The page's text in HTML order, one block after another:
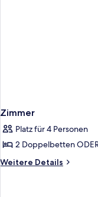
Zimmer
Platz für 4 Personen
2 Doppelbetten
Weitere Details
Weitere